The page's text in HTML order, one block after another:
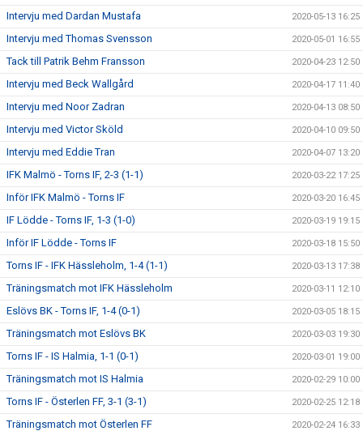
Intervju med Dardan Mustafa 2020-05-13 16:25
Intervju med Thomas Svensson 2020-05-01 16:55
Tack till Patrik Behm Fransson 2020-04-23 12:50
Intervju med Beck Wallgård 2020-04-17 11:40
Intervju med Noor Zadran 2020-04-13 08:50
Intervju med Victor Sköld 2020-04-10 09:50
Intervju med Eddie Tran 2020-04-07 13:20
IFK Malmö - Torns IF, 2-3 (1-1) 2020-03-22 17:25
Inför IFK Malmö - Torns IF 2020-03-20 16:45
IF Lödde - Torns IF, 1-3 (1-0) 2020-03-19 19:15
Inför IF Lödde - Torns IF 2020-03-18 15:50
Torns IF - IFK Hässleholm, 1-4 (1-1) 2020-03-13 17:38
Träningsmatch mot IFK Hässleholm 2020-03-11 12:10
Eslövs BK - Torns IF, 1-4 (0-1) 2020-03-05 18:15
Träningsmatch mot Eslövs BK 2020-03-03 19:30
Torns IF - IS Halmia, 1-1 (0-1) 2020-03-01 19:00
Träningsmatch mot IS Halmia 2020-02-29 10:00
Torns IF - Österlen FF, 3-1 (3-1) 2020-02-25 12:18
Träningsmatch mot Österlen FF 2020-02-24 16:33